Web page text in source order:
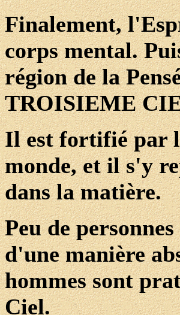
Finalement,
corps mental.
région de la
TROISIEME
Il est fortifié par
monde, et il s'y
dans la matière.
Peu de
d'une manière
hommes sont
Ciel.